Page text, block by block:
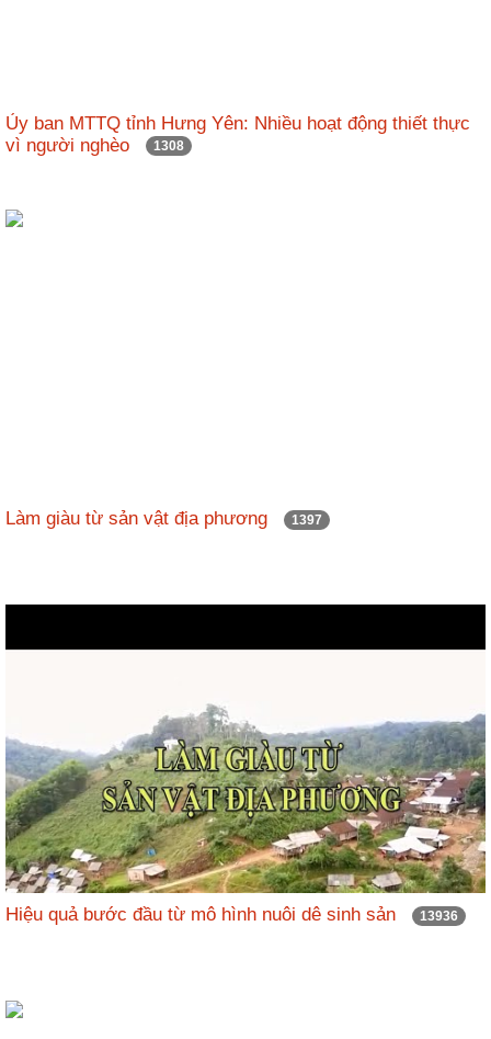
Ủy ban MTTQ tỉnh Hưng Yên: Nhiều hoạt động thiết thực
vì người nghèo
1308
Làm giàu từ sản vật địa phương 1397
Hiệu quả bước đầu từ mô hình nuôi dê sinh sản 13936